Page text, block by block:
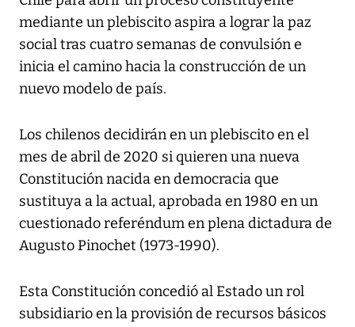
mediante un plebiscito aspira a lograr la paz
social tras cuatro semanas de convulsión e
inicia el camino hacia la construcción de un
nuevo modelo de país.
Los chilenos decidirán en un plebiscito en el
mes de abril de 2020 si quieren una nueva
Constitución nacida en democracia que
sustituya a la actual, aprobada en 1980 en un
cuestionado referéndum en plena dictadura de
Augusto Pinochet (1973-1990).
Esta Constitución concedió al Estado un rol
subsidiario en la provisión de recursos básicos